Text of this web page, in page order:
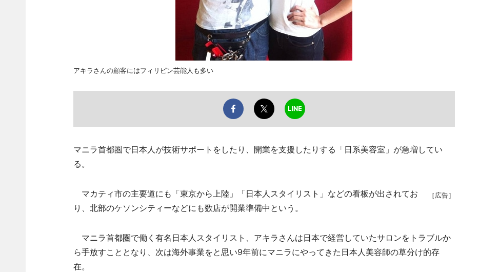
アキラさんの顧客にはフィリピン芸能人も多い
マニラ首都圏で日本人が技術サポートをしたり、開業を支援したりする「日系美容室」が急増してい
る。
［広告］
マカティ市の主要道にも「東京から上陸」「日本人スタイリスト」などの看板が出されてお
り、北部のケソンシティーなどにも数店が開業準備中という。
マニラ首都圏で働く有名日本人スタイリスト、アキラさんは日本で経営していたサロンをトラブルか
ら手放すこととなり、次は海外事業をと思い9年前にマニラにやってきた日本人美容師の草分け的存
在。